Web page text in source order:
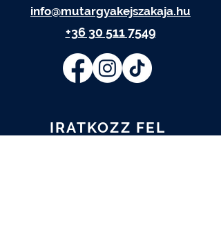
info@mutargyakejszakaja.hu
+36 30 511 7549
IRATKOZZ FEL